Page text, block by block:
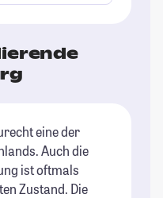
eine der
Auch die
ist oftmals
Zustand. Die